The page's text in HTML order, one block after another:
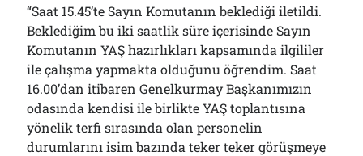
“Saat 15.45’te Sayın Komutanın beklediği iletildi.
Beklediğim bu iki saatlik süre içerisinde Sayın
Komutanın YAŞ hazırlıkları kapsamında ilgililer
ile çalışma yapmakta olduğunu öğrendim. Saat
16.00’dan itibaren Genelkurmay Başkanımızın
odasında kendisi ile birlikte YAŞ toplantısına
yönelik terfi sırasında olan personelin
durumlarını isim bazında teker teker görüşmeye